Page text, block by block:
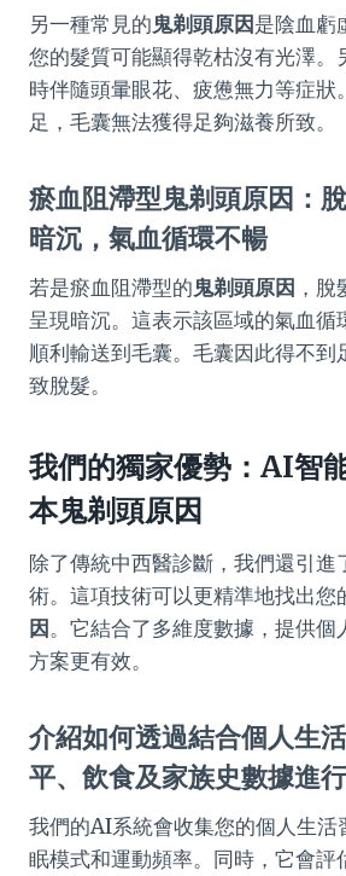
另一種常見的鬼剃頭原因是陰血虧
您的髮質可能顯得乾枯沒有光澤。
時伴隨頭暈眼花、疲憊無力等症狀
足，毛囊無法獲得足夠滋養所致。
瘀血阻滯型鬼剃頭原因 ：
暗沉，氣血循環不暢
若是瘀血阻滯型的鬼剃頭原因 ，
呈現暗沉。這表示該區域的氣血循
順利輸送到毛囊。毛囊因此得不到
致脫髮。
我們的獨家優勢：AI智
本鬼剃頭原因
除了傳統中西醫診斷，我們還引進
術。這項技術可以更精準地找出您
因。它結合了多維度數據，提供個
方案更有效。
介紹如何透過結合個人生
平、飲食及家族史數據進
我們的AI系統會收集您的個人生活
眠模式和運動頻率。同時，它會評